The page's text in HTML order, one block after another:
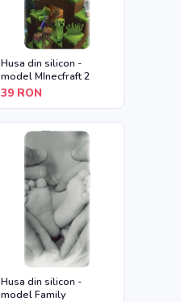
Husa din silicon -
model MInecfraft 2
39 RON
Husa din silicon -
model Family